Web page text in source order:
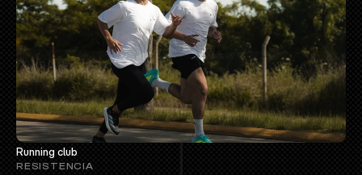
Running club
RESISTENCIA